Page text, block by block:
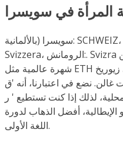
المرأة في سويسرا
سويسرا (بالألمانية: SCHWEIZ، الفرنسية: سويس، الإيطالية:
Svizzera، الرومانش:. Svizra سويسرا لديها بعض من universites
شهرة عالمية مثل ETH في زيوريخ، EPFL في لوزان، IHEID في
نضع في اعتبارنا، أنه 'ق
لذلك إذا كنت تستطيع ' ر
الإيطالية، أفضل الذهاب لدورة
اللغة الأولى.